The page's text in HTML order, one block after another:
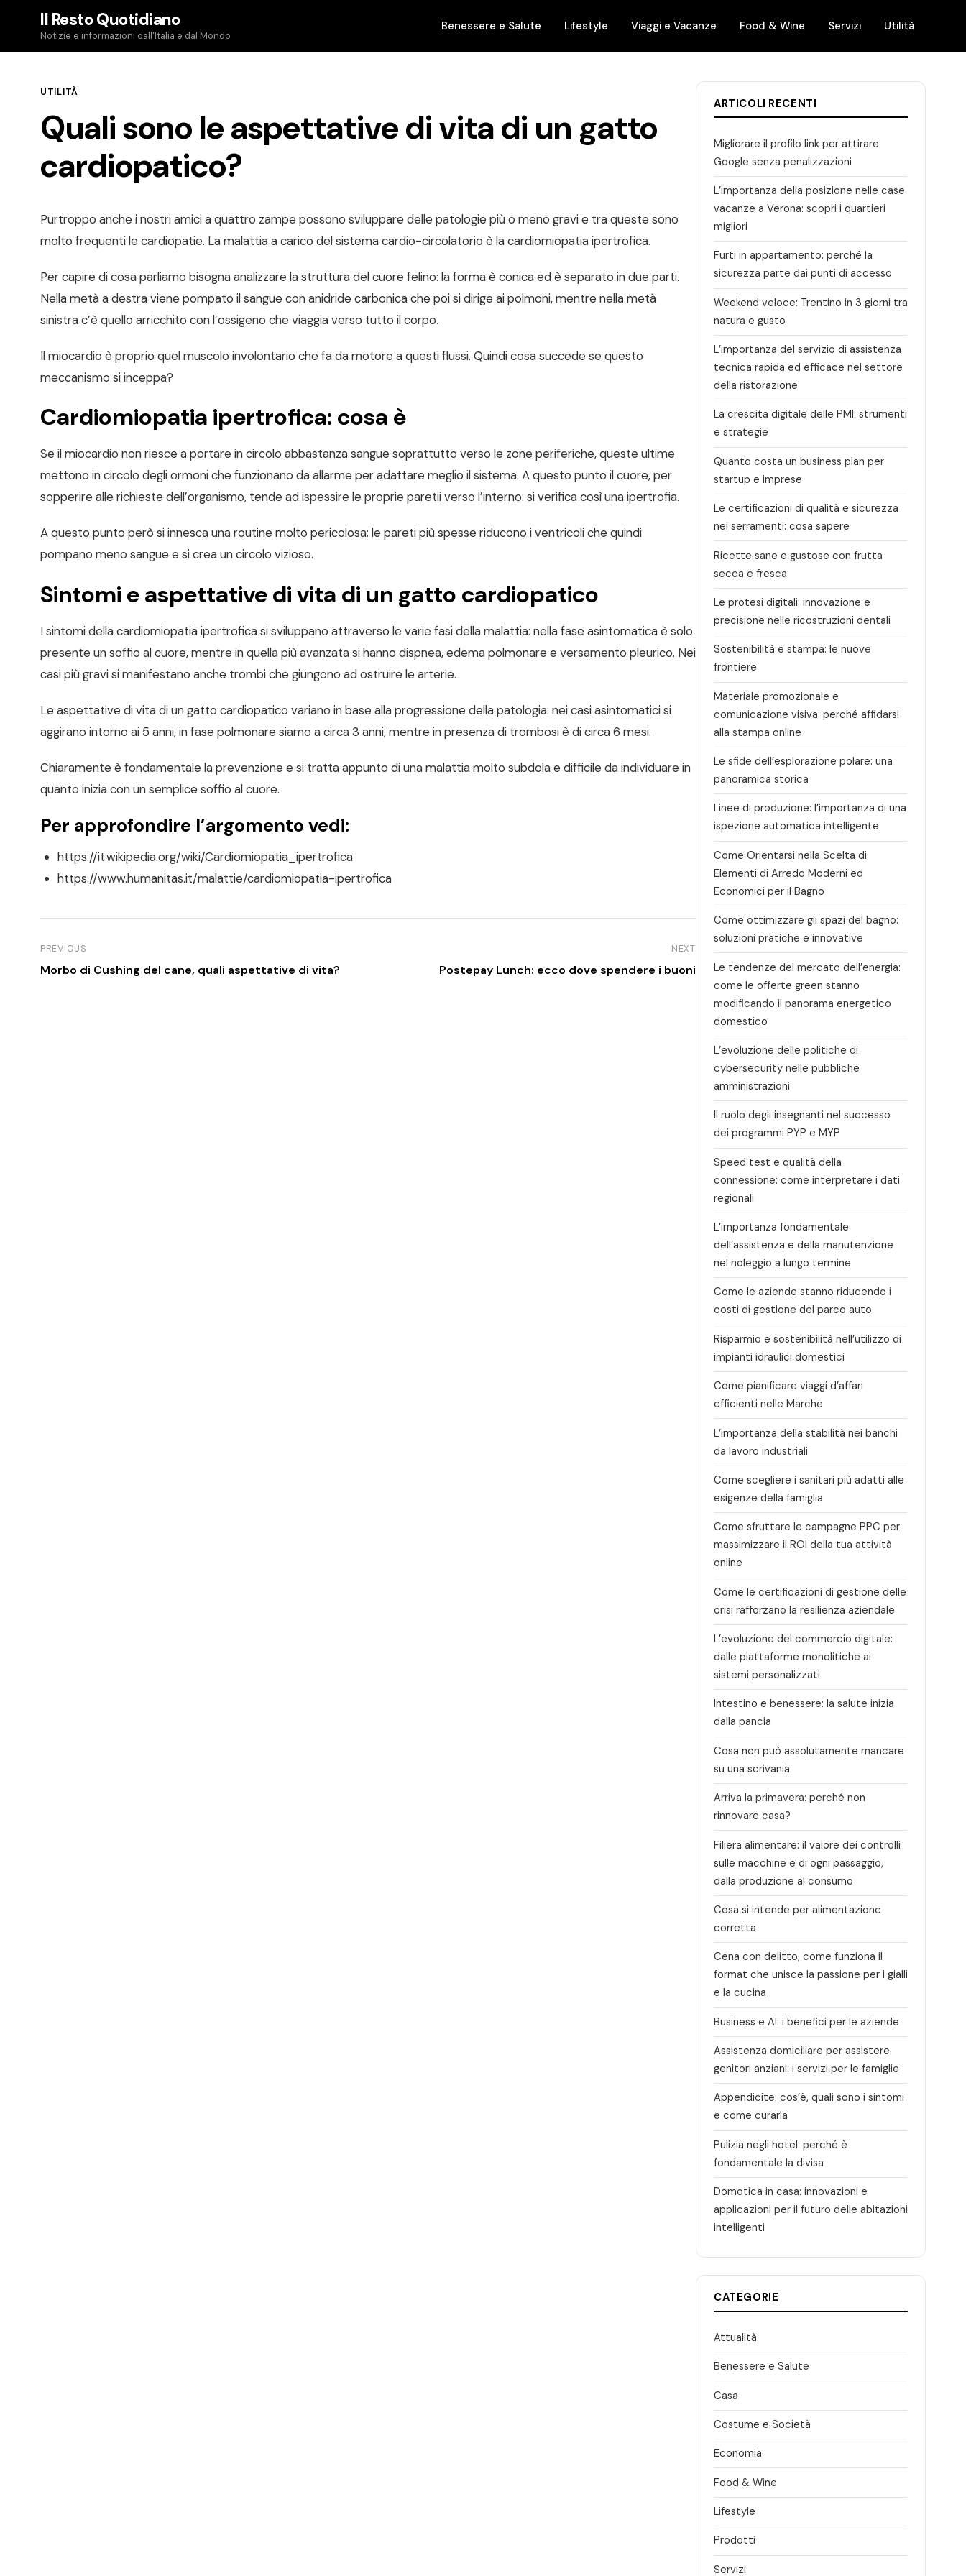
Il Resto Quotidiano
Notizie e informazioni dall'Italia e dal Mondo
Benessere e Salute Lifestyle Viaggi e Vacanze Food & Wine Servizi Utilità
UTILITÀ
Quali sono le aspettative di vita di un gatto
cardiopatico?
Purtroppo anche i nostri amici a quattro zampe possono sviluppare delle patologie più o meno gravi e tra queste sono
molto frequenti le cardiopatie. La malattia a carico del sistema cardio-circolatorio è la cardiomiopatia ipertrofica.
Per capire di cosa parliamo bisogna analizzare la struttura del cuore felino: la forma è conica ed è separato in due parti.
Nella metà a destra viene pompato il sangue con anidride carbonica che poi si dirige ai polmoni, mentre nella metà
sinistra c’è quello arricchito con l’ossigeno che viaggia verso tutto il corpo.
Il miocardio è proprio quel muscolo involontario che fa da motore a questi flussi. Quindi cosa succede se questo
meccanismo si inceppa?
Cardiomiopatia ipertrofica: cosa è
Se il miocardio non riesce a portare in circolo abbastanza sangue soprattutto verso le zone periferiche, queste ultime
mettono in circolo degli ormoni che funzionano da allarme per adattare meglio il sistema. A questo punto il cuore, per
sopperire alle richieste dell’organismo, tende ad ispessire le proprie paretii verso l’interno: si verifica così una ipertrofia.
A questo punto però si innesca una routine molto pericolosa: le pareti più spesse riducono i ventricoli che quindi
pompano meno sangue e si crea un circolo vizioso.
Sintomi e aspettative di vita di un gatto cardiopatico
I sintomi della cardiomiopatia ipertrofica si sviluppano attraverso le varie fasi della malattia: nella fase asintomatica è solo
presente un soffio al cuore, mentre in quella più avanzata si hanno dispnea, edema polmonare e versamento pleurico. Nei
casi più gravi si manifestano anche trombi che giungono ad ostruire le arterie.
Le aspettative di vita di un gatto cardiopatico variano in base alla progressione della patologia: nei casi asintomatici si
aggirano intorno ai 5 anni, in fase polmonare siamo a circa 3 anni, mentre in presenza di trombosi è di circa 6 mesi.
Chiaramente è fondamentale la prevenzione e si tratta appunto di una malattia molto subdola e difficile da individuare in
quanto inizia con un semplice soffio al cuore.
Per approfondire l’argomento vedi:
https://it.wikipedia.org/wiki/Cardiomiopatia_ipertrofica
https://www.humanitas.it/malattie/cardiomiopatia-ipertrofica
PREVIOUS
Morbo di Cushing del cane, quali aspettative di vita?
NEXT
Postepay Lunch: ecco dove spendere i buoni
ARTICOLI RECENTI
Migliorare il profilo link per attirare
Google senza penalizzazioni
L’importanza della posizione nelle case
vacanze a Verona: scopri i quartieri
migliori
Furti in appartamento: perché la
sicurezza parte dai punti di accesso
Weekend veloce: Trentino in 3 giorni tra
natura e gusto
L’importanza del servizio di assistenza
tecnica rapida ed efficace nel settore
della ristorazione
La crescita digitale delle PMI: strumenti
e strategie
Quanto costa un business plan per
startup e imprese
Le certificazioni di qualità e sicurezza
nei serramenti: cosa sapere
Ricette sane e gustose con frutta
secca e fresca
Le protesi digitali: innovazione e
precisione nelle ricostruzioni dentali
Sostenibilità e stampa: le nuove
frontiere
Materiale promozionale e
comunicazione visiva: perché affidarsi
alla stampa online
Le sfide dell’esplorazione polare: una
panoramica storica
Linee di produzione: l’importanza di una
ispezione automatica intelligente
Come Orientarsi nella Scelta di
Elementi di Arredo Moderni ed
Economici per il Bagno
Come ottimizzare gli spazi del bagno:
soluzioni pratiche e innovative
Le tendenze del mercato dell’energia:
come le offerte green stanno
modificando il panorama energetico
domestico
L’evoluzione delle politiche di
cybersecurity nelle pubbliche
amministrazioni
Il ruolo degli insegnanti nel successo
dei programmi PYP e MYP
Speed test e qualità della
connessione: come interpretare i dati
regionali
L’importanza fondamentale
dell’assistenza e della manutenzione
nel noleggio a lungo termine
Come le aziende stanno riducendo i
costi di gestione del parco auto
Risparmio e sostenibilità nell’utilizzo di
impianti idraulici domestici
Come pianificare viaggi d’affari
efficienti nelle Marche
L’importanza della stabilità nei banchi
da lavoro industriali
Come scegliere i sanitari più adatti alle
esigenze della famiglia
Come sfruttare le campagne PPC per
massimizzare il ROI della tua attività
online
Come le certificazioni di gestione delle
crisi rafforzano la resilienza aziendale
L’evoluzione del commercio digitale:
dalle piattaforme monolitiche ai
sistemi personalizzati
Intestino e benessere: la salute inizia
dalla pancia
Cosa non può assolutamente mancare
su una scrivania
Arriva la primavera: perché non
rinnovare casa?
Filiera alimentare: il valore dei controlli
sulle macchine e di ogni passaggio,
dalla produzione al consumo
Cosa si intende per alimentazione
corretta
Cena con delitto, come funziona il
format che unisce la passione per i gialli
e la cucina
Business e AI: i benefici per le aziende
Assistenza domiciliare per assistere
genitori anziani: i servizi per le famiglie
Appendicite: cos’è, quali sono i sintomi
e come curarla
Pulizia negli hotel: perché è
fondamentale la divisa
Domotica in casa: innovazioni e
applicazioni per il futuro delle abitazioni
intelligenti
CATEGORIE
Attualità
Benessere e Salute
Casa
Costume e Società
Economia
Food & Wine
Lifestyle
Prodotti
Servizi